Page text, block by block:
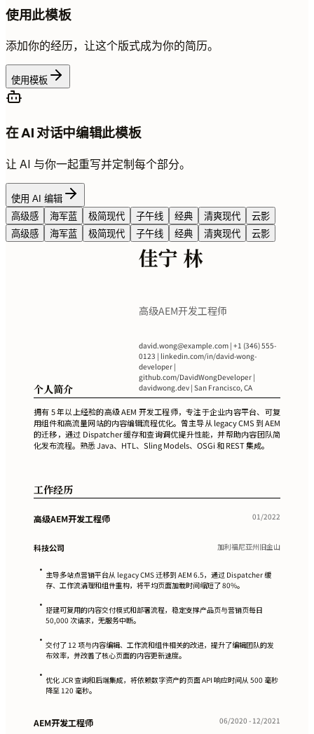
使用此模板
添加你的经历，让这个版式成为你的简历。
使用模板
在 AI 对话中编辑此模板
让 AI 与你一起重写并定制每个部分。
使用 AI 编辑
高级感
海军蓝 极简现代 子午线 经典 清爽现代
云影
高级感
海军蓝 极简现代 子午线 经典 清爽现代 云影
佳宁 林
高级AEM开发工程师
david.wong@example.com | +1 (346) 555-
0123 | linkedin.com/in/david-wong-
developer |
github.com/DavidWongDeveloper |
davidwong.dev | San Francisco, CA
个人简介
拥有 5 年以上经验的高级 AEM 开发工程师，专注于企业内容平台、可复
用组件和高流量网站的内容编辑流程优化。曾主导从 legacy CMS 到 AEM
的迁移，通过 Dispatcher 缓存和查询调优提升性能，并帮助内容团队简
化发布流程。熟悉 Java、HTL、Sling Models、OSGi 和 REST 集成。
工作经历
高级AEM开发工程师 01/2022
科技公司 加利福尼亚州旧金山
• 主导多站点营销平台从 legacy CMS 迁移到 AEM 6.5，通过 Dispatcher 缓
存、工作流清理和组件重构，将平均页面加载时间缩短了 80%。
• 搭建可复用的内容交付模式和部署流程，稳定支撑产品页与营销页每日
50,000 次请求，无服务中断。
• 交付了 12 项与内容编辑、工作流和组件相关的改进，提升了编辑团队的发
布效率，并改善了核心页面的内容更新速度。
• 优化 JCR 查询和后端集成，将依赖数字资产的页面 API 响应时间从 500 毫秒
降至 120 毫秒。
AEM开发工程师 06/2020 - 12/2021